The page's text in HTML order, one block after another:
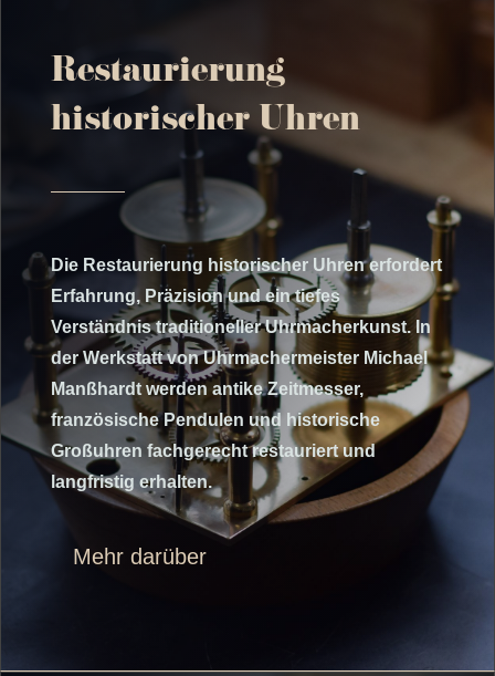
Restaurierung
historischer Uhren
Die Restaurierung historischer Uhren erfordert
Erfahrung, Präzision und ein tiefes
Verständnis traditioneller Uhrmacherkunst. In
der Werkstatt von Uhrmachermeister Michael
Manßhardt werden antike Zeitmesser,
französische Pendulen und historische
Großuhren fachgerecht restauriert und
langfristig erhalten.
Mehr darüber